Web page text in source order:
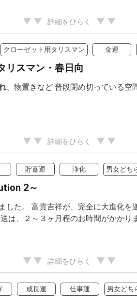
詳細をひらく
クローゼット用タリスマン 金運
リスマン・春日向
、物置きなど 普段閉め切っている空
詳細をひらく
貯蓄運 浄化 男女どち
2～
した。 富貴吉祥が、完全に大進化
は、２～３ヶ月程のお時間がかかり
詳細をひらく
成長運 仕事運 男女どち